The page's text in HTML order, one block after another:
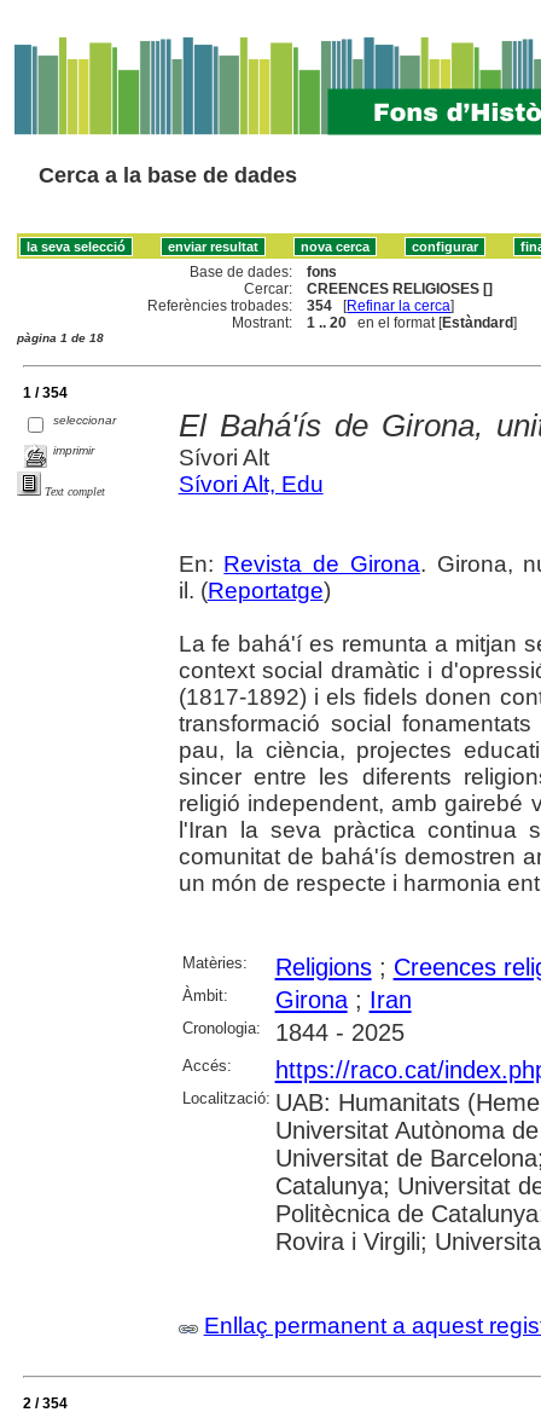
Cerca a la base de dades
Base de dades:
fons
Cercar:
CREENCES RELIGIOSES []
Referències trobades:
354 [Refinar la cerca]
Mostrant:
1 .. 20 en el format [Estàndard]
pàgina 1 de 18
1 / 354
seleccionar
imprimir
Text complet
El Bahá'ís de Girona,
Sívori Alt
Sívori Alt, Edu
En: Revista de Girona. Girona,
il. (Reportatge)
La fe bahá'í es remunta a mitjan
context social dramàtic i
(1817-1892) i els fidels donen
transformació social
pau, la ciència, projectes
sincer entre les diferents
religió independent, amb gairebé
l'Iran la seva pràctica continua
comunitat de bahá'ís demostren
un món de respecte i harmonia
Matèries: Religions; Creences
Àmbit: Girona; Iran
Cronologia: 1844 - 2025
Accés: https://raco.cat/
Localització: UAB: Humanitats
Universitat Autònoma
Universitat de
Catalunya; Universitat
Politècnica de
Rovira i Virgili;
Enllaç permanent a aquest
2 / 354